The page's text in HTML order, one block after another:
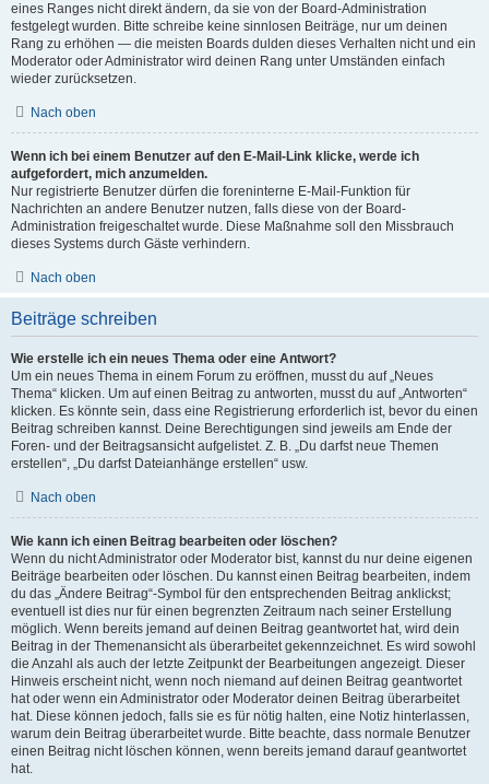
eines Ranges nicht direkt ändern, da sie von der Board-Administration
festgelegt wurden. Bitte schreibe keine sinnlosen Beiträge, nur um deinen
Rang zu erhöhen — die meisten Boards dulden dieses Verhalten nicht und ein
Moderator oder Administrator wird deinen Rang unter Umständen einfach
wieder zurücksetzen.
Nach oben
Wenn ich bei einem Benutzer auf den E-Mail-Link klicke, werde ich
aufgefordert, mich anzumelden.
Nur registrierte Benutzer dürfen die foreninterne E-Mail-Funktion für
Nachrichten an andere Benutzer nutzen, falls diese von der Board-
Administration freigeschaltet wurde. Diese Maßnahme soll den Missbrauch
dieses Systems durch Gäste verhindern.
Nach oben
Beiträge schreiben
Wie erstelle ich ein neues Thema oder eine Antwort?
Um ein neues Thema in einem Forum zu eröffnen, musst du auf „Neues
Thema“ klicken. Um auf einen Beitrag zu antworten, musst du auf „Antworten“
klicken. Es könnte sein, dass eine Registrierung erforderlich ist, bevor du einen
Beitrag schreiben kannst. Deine Berechtigungen sind jeweils am Ende der
Foren- und der Beitragsansicht aufgelistet. Z. B. „Du darfst neue Themen
erstellen“, „Du darfst Dateianhänge erstellen“ usw.
Nach oben
Wie kann ich einen Beitrag bearbeiten oder löschen?
Wenn du nicht Administrator oder Moderator bist, kannst du nur deine eigenen
Beiträge bearbeiten oder löschen. Du kannst einen Beitrag bearbeiten, indem
du das „Ändere Beitrag“-Symbol für den entsprechenden Beitrag anklickst;
eventuell ist dies nur für einen begrenzten Zeitraum nach seiner Erstellung
möglich. Wenn bereits jemand auf deinen Beitrag geantwortet hat, wird dein
Beitrag in der Themenansicht als überarbeitet gekennzeichnet. Es wird sowohl
die Anzahl als auch der letzte Zeitpunkt der Bearbeitungen angezeigt. Dieser
Hinweis erscheint nicht, wenn noch niemand auf deinen Beitrag geantwortet
hat oder wenn ein Administrator oder Moderator deinen Beitrag überarbeitet
hat. Diese können jedoch, falls sie es für nötig halten, eine Notiz hinterlassen,
warum dein Beitrag überarbeitet wurde. Bitte beachte, dass normale Benutzer
einen Beitrag nicht löschen können, wenn bereits jemand darauf geantwortet
hat.